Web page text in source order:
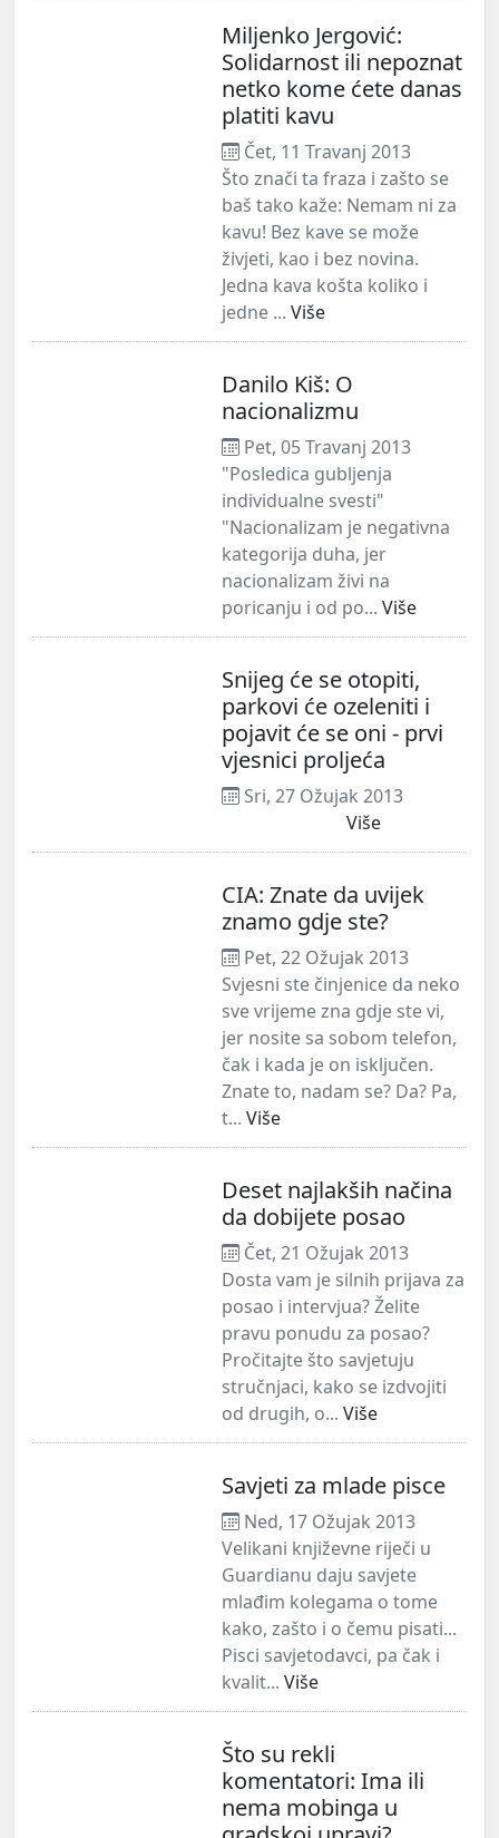
Miljenko Jergović:
Solidarnost ili nepoznat
netko kome ćete danas
platiti kavu
Čet, 11 Travanj 2013
Što znači ta fraza i zašto se
baš tako kaže: Nemam ni za
kavu! Bez kave se može
živjeti, kao i bez novina.
Jedna kava košta koliko i
jedne ... Više
Danilo Kiš: O
nacionalizmu
Pet, 05 Travanj 2013
"Posledica gubljenja
individualne svesti"
"Nacionalizam je negativna
kategorija duha, jer
nacionalizam živi na
poricanju i od po... Više
Snijeg će se otopiti,
parkovi će ozeleniti i
pojavit će se oni - prvi
vjesnici proljeća
Sri, 27 Ožujak 2013
Više
CIA: Znate da uvijek
znamo gdje ste?
Pet, 22 Ožujak 2013
Svjesni ste činjenice da neko
sve vrijeme zna gdje ste vi,
jer nosite sa sobom telefon,
čak i kada je on isključen.
Znate to, nadam se? Da? Pa,
t... Više
Deset najlakših načina
da dobijete posao
Čet, 21 Ožujak 2013
Dosta vam je silnih prijava za
posao i intervjua? Želite
pravu ponudu za posao?
Pročitajte što savjetuju
stručnjaci, kako se izdvojiti
od drugih, o... Više
Savjeti za mlade pisce
Ned, 17 Ožujak 2013
Velikani književne riječi u
Guardianu daju savjete
mlađim kolegama o tome
kako, zašto i o čemu pisati...
Pisci savjetodavci, pa čak i
kvalit... Više
Što su rekli
komentatori: Ima ili
nema mobinga u